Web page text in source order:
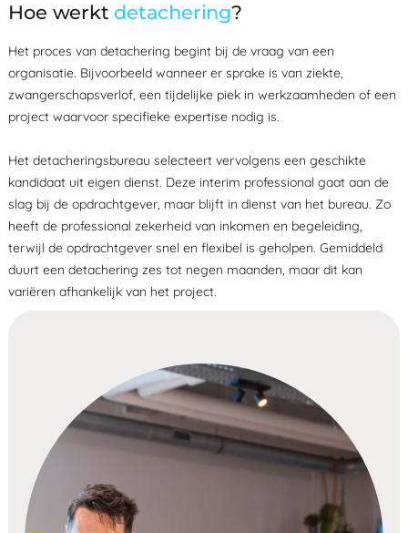
Hoe werkt detachering?
Het proces van detachering begint bij de vraag van een
organisatie. Bijvoorbeeld wanneer er sprake is van ziekte,
zwangerschapsverlof, een tijdelijke piek in werkzaamheden of een
project waarvoor specifieke expertise nodig is.
Het detacheringsbureau selecteert vervolgens een geschikte
kandidaat uit eigen dienst. Deze interim professional gaat aan de
slag bij de opdrachtgever, maar blijft in dienst van het bureau. Zo
heeft de professional zekerheid van inkomen en begeleiding,
terwijl de opdrachtgever snel en flexibel is geholpen.Gemiddeld
duurt een detachering zes tot negen maanden, maar dit kan
variëren afhankelijk van het project.